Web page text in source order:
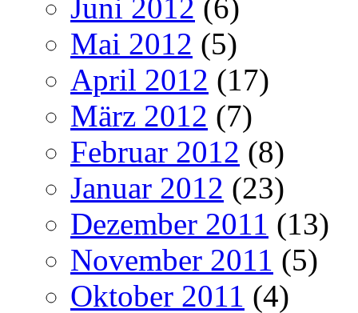
Juni 2012 (6)
Mai 2012 (5)
April 2012 (17)
März 2012 (7)
Februar 2012 (8)
Januar 2012 (23)
Dezember 2011 (13)
November 2011 (5)
Oktober 2011 (4)